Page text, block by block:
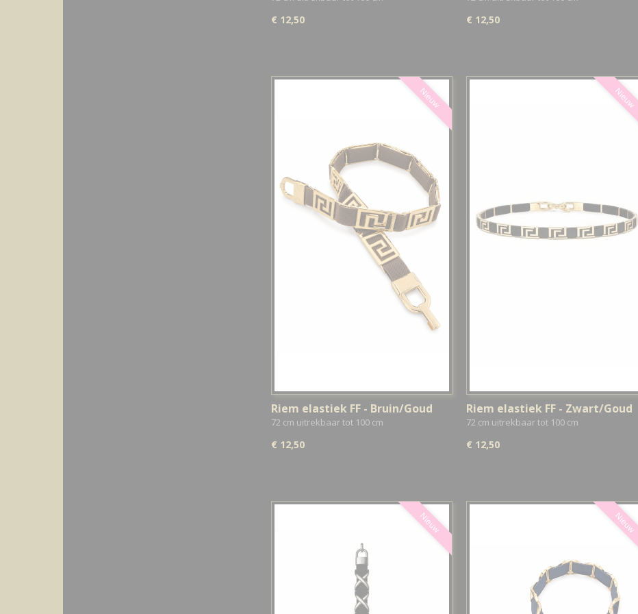
€ 12,50 € 12,50
Nieuw
Riem elastiek FF - Bruin/Goud
72 cm uitrekbaar tot 100 cm
€ 12,50
Nieuw
Riem elastiek FF - Zwart/Goud
72 cm uitrekbaar tot 100 cm
€ 12,50
Nieuw Nieuw